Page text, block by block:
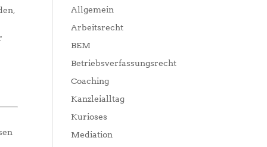
Allgemein
Arbeitsrecht
BEM
Betriebsverfassungsrecht
Coaching
Kanzleialltag
Kurioses
Mediation